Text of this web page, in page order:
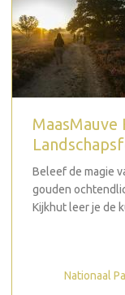
Beleef de magie
gouden
Kijkhut leer je de
Nationaal